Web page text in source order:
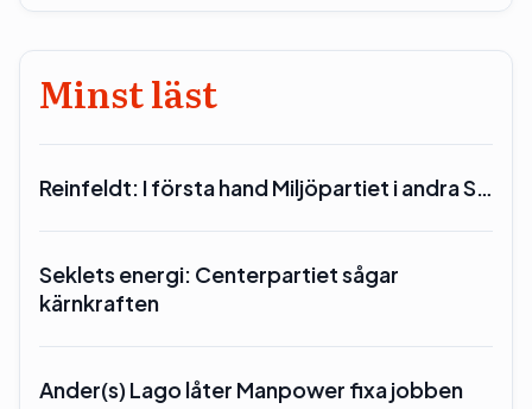
Minst läst
Reinfeldt: I första hand Miljöpartiet i andra S…
Seklets energi: Centerpartiet sågar
kärnkraften
Ander(s) Lago låter Manpower fixa jobben